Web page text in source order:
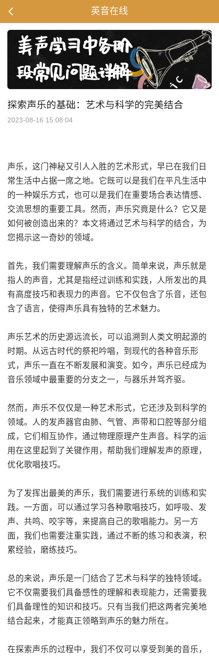
英音在线
探索声乐的基础：艺术与科学的完美结合
2023-08-16 15:08:04
声乐，这门神秘又引人入胜的艺术形式，早已在我们日
常生活中占据一席之地。它既可以是我们在平凡生活中
的一种娱乐方式，也可以是我们在重要场合表达情感、
交流思想的重要工具。然而，声乐究竟是什么？它又是
如何被创造出来的？本文将通过艺术与科学的结合，为
您揭示这一奇妙的领域。
首先，我们需要理解声乐的含义。简单来说，声乐就是
指人的声音，尤其是指经过训练和实践，人所发出的具
有高度技巧和表现力的声音。它不仅包含了乐音，还包
含了语言，使得声乐具有独特的艺术魅力。
声乐艺术的历史源远流长，可以追溯到人类文明起源的
时期。从远古时代的祭祀吟唱，到现代的各种音乐形
式，声乐一直在不断发展和演变。如今，声乐已经成为
音乐领域中最重要的分支之一，与器乐并驾齐驱。
然而，声乐不仅仅是一种艺术形式，它还涉及到科学的
领域。人的发声器官由肺、气管、声带和口腔等部分组
成，它们相互协作，通过物理原理产生声音。科学的运
用在这里起到了关键作用，帮助我们理解发声的原理，
优化歌唱技巧。
为了发挥出最美的声乐，我们需要进行系统的训练和实
践。一方面，可以通过学习各种歌唱技巧，如呼吸、发
声、共鸣、咬字等，来提高自己的歌唱能力。另一方
面，我们也需要注重实践，通过不断的练习和表演，积
累经验，磨练技巧。
总的来说，声乐是一门结合了艺术与科学的独特领域。
它不仅需要我们具备感性的理解和表现能力，还需要我
们具备理性的知识和技巧。只有当我们把这两者完美地
结合起来，才能真正领略到声乐的魅力所在。
在探索声乐的过程中，我们不仅可以享受到美的音乐，